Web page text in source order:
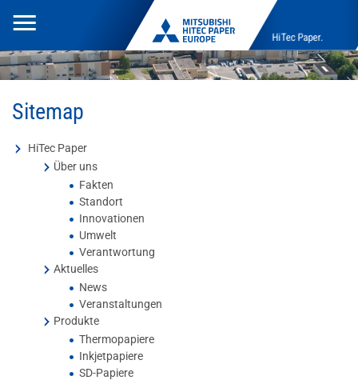
Toggle
HiTec Paper.
Sitemap
HiTec Paper
Über uns
Fakten
Standort
Innovationen
Umwelt
Verantwortung
Aktuelles
News
Veranstaltungen
Produkte
Thermopapiere
Inkjetpapiere
SD-Papiere